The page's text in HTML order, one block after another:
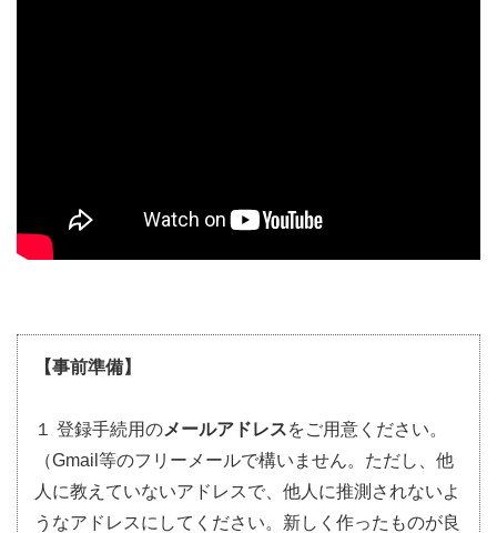
【事前準備】
１ 登録手続用のメールアドレスをご用意ください。
（Gmail等のフリーメールで構いません。ただし、他
人に教えていないアドレスで、他人に推測されないよ
うなアドレスにしてください。新しく作ったものが良